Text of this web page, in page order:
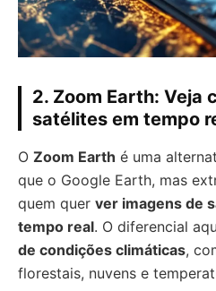
2. Zoom Earth: Veja
satélites em tempo
O Zoom Earth é uma
que o Google Earth, mas
quem quer ver imagens de
tempo real. O diferencial
de condições climáticas,
florestais, nuvens e